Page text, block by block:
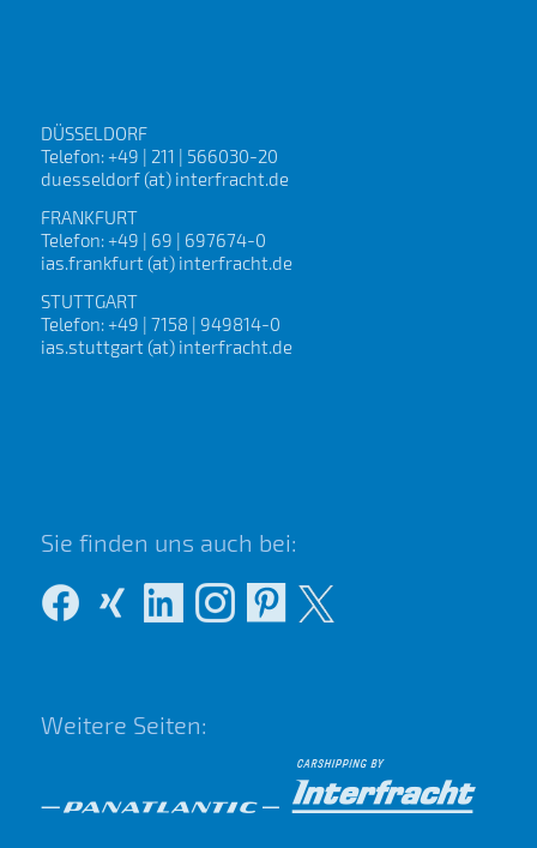
DÜSSELDORF
Telefon: +49 | 211 | 566030-20
duesseldorf (at) interfracht.de
FRANKFURT
Telefon: +49 | 69 | 697674-0
ias.frankfurt (at) interfracht.de
STUTTGART
Telefon: +49 | 7158 | 949814-0
ias.stuttgart (at) interfracht.de
Sie finden uns auch bei:
Weitere Seiten: